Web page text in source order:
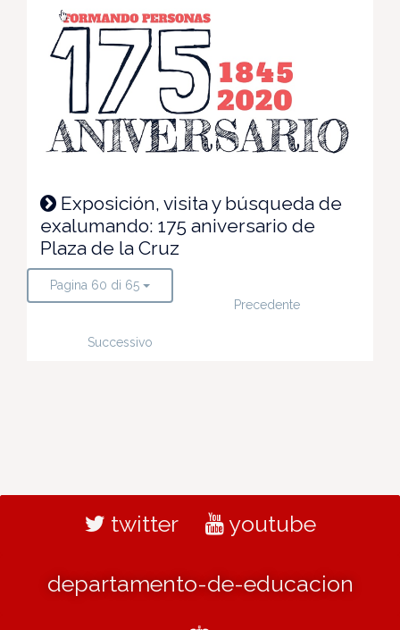
Exposición, visita y búsqueda de
exalumando: 175 aniversario de
Plaza de la Cruz
Pagina 60 di 65
Precedente
Successivo
twitter youtube
departamento-de-educacion